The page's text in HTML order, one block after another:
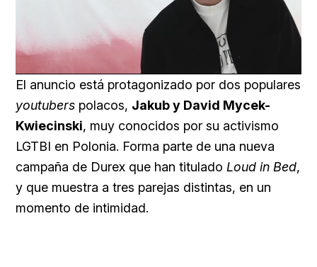
100.00%
El anuncio está protagonizado por dos populares
youtubers polacos, Jakub y David Mycek-
Kwiecinski, muy conocidos por su activismo
LGTBI en Polonia. Forma parte de una nueva
campaña de Durex que han titulado Loud in Bed,
y que muestra a tres parejas distintas, en un
momento de intimidad.